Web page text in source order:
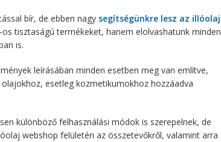
bír, de ebben nagy segítségünkre lesz az illóolaj
tisztaságú termékeket, hanem elolvashatunk minden
is.
leírásában minden esetben meg van említve,
esetleg kozmetikumokhoz hozzáadva
különböző felhasználási módok is szerepelnek, de
webshop felületén az összetevőkről, valamint arra